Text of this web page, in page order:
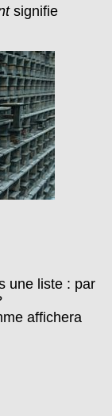
signifie
une liste : par
affichera